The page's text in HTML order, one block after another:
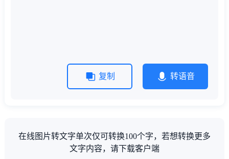
复制 转语音
在线图片转文字单次仅可转换100个字，若想转换更多
文字内容，请下载客户端